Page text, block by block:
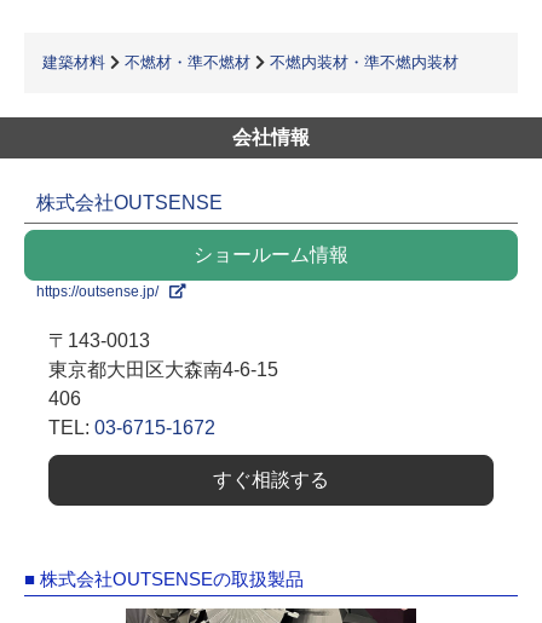
建築材料 不燃材・準不燃材 不燃内装材・準不燃内装材
会社情報
株式会社OUTSENSE
ショールーム情報
https://outsense.jp/
〒143-0013
東京都大田区大森南4-6-15
406
TEL: 03-6715-1672
すぐ相談する
■ 株式会社OUTSENSEの取扱製品